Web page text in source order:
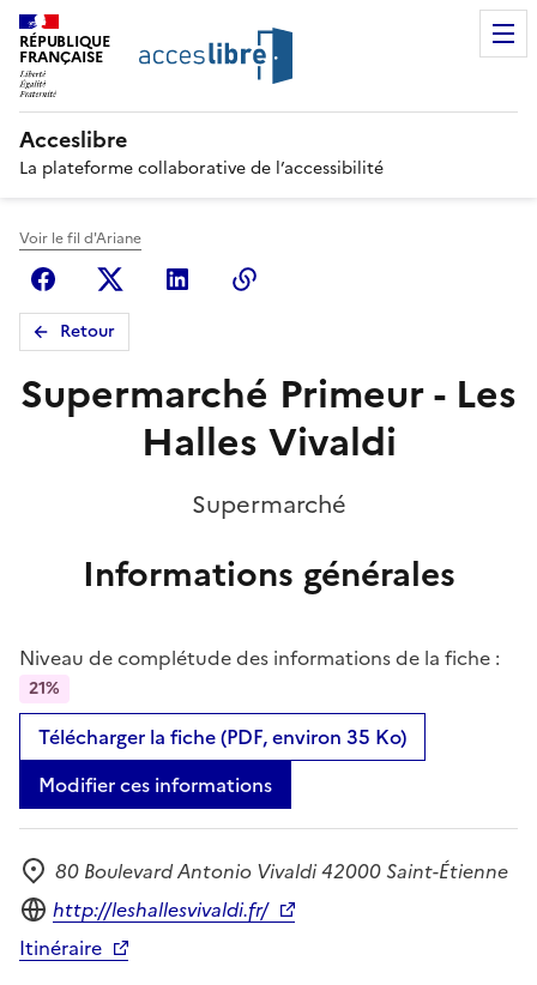
RÉPUBLIQUE
FRANÇAISE
Acceslibre
La plateforme collaborative de l’accessibilité
Voir le fil d'Ariane
FacebookX (anciennement Twitter)
Linkedin
Retour
Supermarché Primeur - Les
Halles Vivaldi
Supermarché
Informations générales
Niveau de complétude des informations de la fiche :
21%
Télécharger la fiche (PDF, environ 35 Ko)
Modifier ces informations
Adresse
80 Boulevard Antonio Vivaldi 42000 Saint-Étienne
Site internet
http://leshallesvivaldi.fr/
Itinéraire